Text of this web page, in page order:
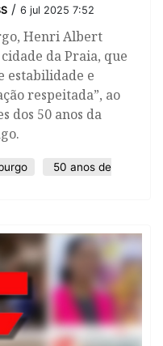
/ 6 jul 2025 7:52
Henri Albert
da Praia, que
estabilidade e
respeitada”, ao
dos 50 anos da
50 anos de